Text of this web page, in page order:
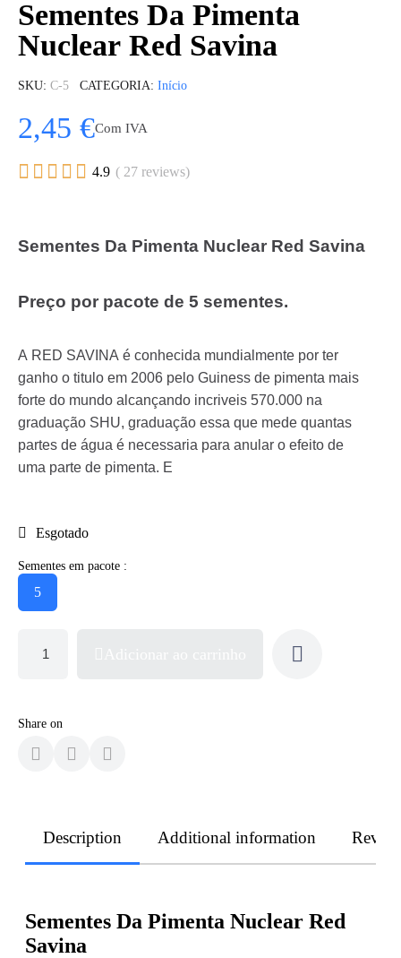
Sementes Da Pimenta
Nuclear Red Savina
SKU C-5 CATEGORIA Início
2,45 €Com IVA
     4.9 ( 27 reviews)
Sementes Da Pimenta Nuclear Red Savina
Preço por pacote de 5 sementes.
A RED SAVINA é conhecida mundialmente por ter
ganho o titulo em 2006 pelo Guiness de pimenta mais
forte do mundo alcançando incriveis 570.000 na
graduação SHU, graduação essa que mede quantas
partes de água é necessaria para anular o efeito de
uma parte de pimenta. E
Esgotado
Sementes em pacote :
5
Share on
Description Additional information
Sementes Da Pimenta Nuclear Red
Savina